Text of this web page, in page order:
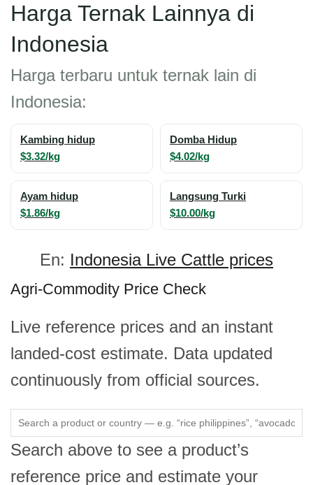
Harga Ternak Lainnya di
Indonesia
Harga terbaru untuk ternak lain di
Indonesia:
Kambing hidup
$3.32/kg
Domba Hidup
$4.02/kg
Ayam hidup
$1.86/kg
Langsung Turki
$10.00/kg
En: Indonesia Live Cattle prices
Agri-Commodity Price Check
Live reference prices and an instant
landed-cost estimate. Data updated
continuously from official sources.
Search above to see a product’s
reference price and estimate your